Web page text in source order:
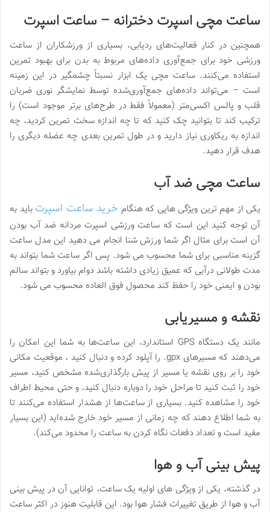
ساعت مچی اسپرت دخترانه – ساعت اسپرت
همچنین در کنار فعالیت‌های ردیابی، بسیاری از ورزشکاران از ساعت
ورزشی خود برای جمع‌آوری داده‌های مربوط به بدن برای بهبود تمرین
استفاده می‌کنند. ساعت مچی یک ابزار نسبتاً چشمگیر در این زمینه
است – می‌تواند داده‌های جمع‌آوری‌شده توسط نمایشگر نوری ضربان
قلب و پالس اکسی‌متر (معمولاً فقط در طرح‌های برتر موجود است) را
ترکیب کند تا بتوانید چک کنید که تا چه اندازه سخت تمرین کردید، چه
اندازه به ریکاوری نیاز دارید و در طول تمرین بعدی چه عضله دیگری را
هدف قرار دهید.
ساعت مچی ضد آب
یکی از مهم ترین ویژگی هایی که هنگام خرید ساعت اسپرت باید به
آن توجه کنید این است که ساعت ورزشی اسپرت مردانه ضد آب بودن
آن است برای مثال اگر شما ورزش شنا انجام می دهید این مدل ساعت
گزینه مناسبی برای شما محسوب می‌ شود. پس اگر ساعت شما بتواند به
مدت طولانی درآبی که عمیق زیادی داشته باشد دوام بیاورد و بتواند سالم
بودن و ایمنی خود را حفظ کند محصول فوق العاده محسوب می شود.
نقشه و مسیریابی
مانند یک دستگاه GPS استاندارد، این ساعت‌ها به شما این امکان را
می‌دهند که مسیرهای gpx. را آپلود کرده و دنبال کنید ، موقعیت مکانی
خود را بر روی نقشه یا مسیر از پیش بارگذاری‌شده مشخص کنید، مسیر
خود را ثبت کنید تا مراحل خود را دوباره دنبال کنید، و حتی محیط اطراف
خود را مشاهده کنید. بسیاری از ساعت‌ها از هشدار استفاده می‌کنند تا
به شما اطلاع دهند که چه زمانی از مسیر خود خارج شده‌اید (این بسیار
مفید است و تعداد دفعات نگاه کردن به ساعت را محدود می‌کند).
پیش بینی آب و هوا
در گذشته، یکی از ویژگی های اولیه یک ساعت، توانایی آن در پیش بینی
آب و هوا از طریق تغییرات فشار هوا بود. این قابلیت هنوز در اکثر ساعت